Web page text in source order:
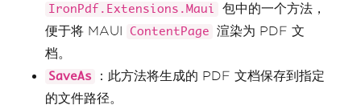
IronPdf.Extensions.Maui
包中的一个方法，
便于将 MAUI
ContentPage
渲染为 PDF 文
档。
SaveAs
：此方法将生成的 PDF 文档保存到指定
的文件路径。